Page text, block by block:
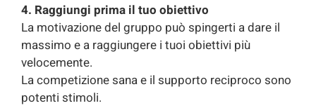
4. Raggiungi prima il tuo obiettivo
La motivazione del gruppo può spingerti a dare il
massimo e a raggiungere i tuoi obiettivi più
velocemente.
La competizione sana e il supporto reciproco sono
potenti stimoli.